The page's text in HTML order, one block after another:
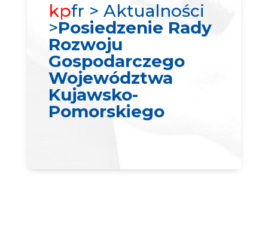
kpfr > Aktualności
>Posiedzenie Rady
Rozwoju
Gospodarczego
Województwa
Kujawsko-
Pomorskiego